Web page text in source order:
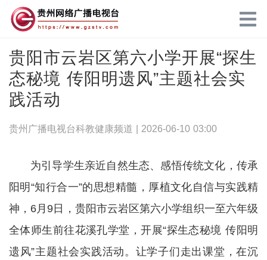
贵阳市云岩区第六小学开展“探生
态秘境 传阳明遗风”主题社会实
践活动
贵州广播电视台科教健康频道 | 2026-06-10 03:00
为引导学生亲近自然生态、感悟传统文化，传承
阳明“知行合一”的思想精髓，厚植文化自信与实践精
神，6月9日，贵阳市云岩区第六小学组织一至六年级
全体师生前往花溪孔学堂，开展“探生态秘境 传阳明
遗风”主题社会实践活动。让学子们走出课堂，在沉